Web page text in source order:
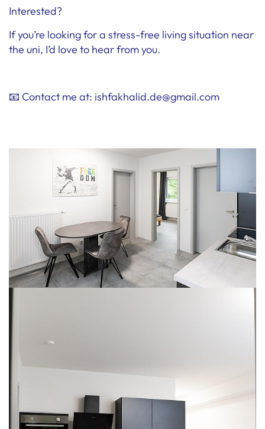
Interested?
If you’re looking for a stress-free living situation near
the uni, I’d love to hear from you.
📧 Contact me at: ishfakhalid.de@gmail.com